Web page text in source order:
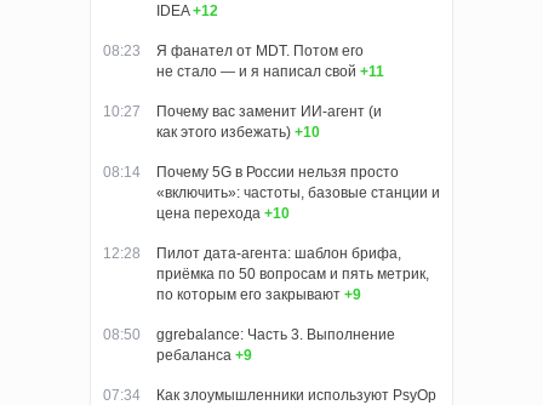
IDEA +12
08:23
Я фанател от MDT. Потом его
не стало — и я написал свой +11
10:27
Почему вас заменит ИИ‑агент (и
как этого избежать) +10
08:14
Почему 5G в России нельзя просто
«включить»: частоты, базовые станции и
цена перехода +10
12:28
Пилот дата-агента: шаблон брифа,
приёмка по 50 вопросам и пять метрик,
по которым его закрывают +9
08:50
ggrebalance: Часть 3. Выполнение
ребаланса +9
07:34
Как злоумышленники используют PsyOp